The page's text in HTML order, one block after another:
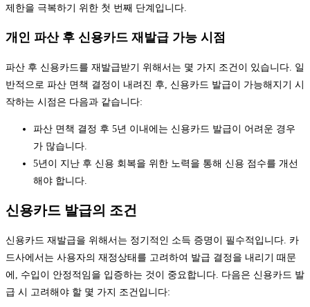
제한을 극복하기 위한 첫 번째 단계입니다.
개인 파산 후 신용카드 재발급 가능 시점
파산 후 신용카드를 재발급받기 위해서는 몇 가지 조건이 있습니다. 일
반적으로 파산 면책 결정이 내려진 후, 신용카드 발급이 가능해지기 시
작하는 시점은 다음과 같습니다:
파산 면책 결정 후 5년 이내에는 신용카드 발급이 어려운 경우
가 많습니다.
5년이 지난 후 신용 회복을 위한 노력을 통해 신용 점수를 개선
해야 합니다.
신용카드 발급의 조건
신용카드 재발급을 위해서는 정기적인 소득 증명이 필수적입니다. 카
드사에서는 사용자의 재정상태를 고려하여 발급 결정을 내리기 때문
에, 수입이 안정적임을 입증하는 것이 중요합니다. 다음은 신용카드 발
급 시 고려해야 할 몇 가지 조건입니다: